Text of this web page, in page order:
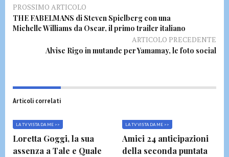
PROSSIMO ARTICOLO
THE FABELMANS di Steven Spielberg con una
Michelle Williams da Oscar, il primo trailer italiano
ARTICOLO PRECEDENTE
Alvise Rigo in mutande per Yamamay, le foto social
Articoli correlati
LA TV VISTA DA ME >>
Loretta Goggi, la sua
assenza a Tale e Quale
LA TV VISTA DA ME >>
Amici 24 anticipazioni
della seconda puntata